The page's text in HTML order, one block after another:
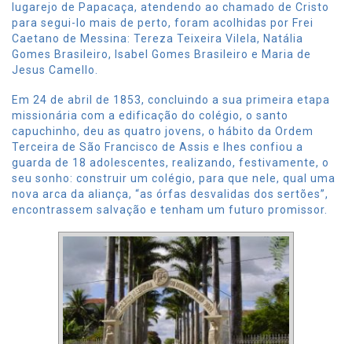
lugarejo de Papacaça, atendendo ao chamado de Cristo
para segui-lo mais de perto, foram acolhidas por Frei
Caetano de Messina: Tereza Teixeira Vilela, Natália
Gomes Brasileiro, Isabel Gomes Brasileiro e Maria de
Jesus Camello.
Em 24 de abril de 1853, concluindo a sua primeira etapa
missionária com a edificação do colégio, o santo
capuchinho, deu as quatro jovens, o hábito da Ordem
Terceira de São Francisco de Assis e lhes confiou a
guarda de 18 adolescentes, realizando, festivamente, o
seu sonho: construir um colégio, para que nele, qual uma
nova arca da aliança, “as órfas desvalidas dos sertões”,
encontrassem salvação e tenham um futuro promissor.